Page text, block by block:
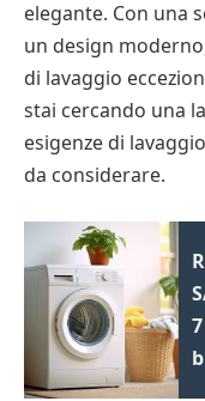
elegante. Con una
un design
di lavaggio
stai cercando una
esigenze di
da considerare.